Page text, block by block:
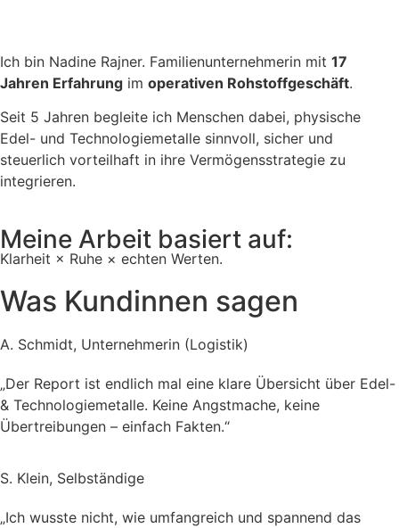
Ich bin Nadine Rajner. Familienunternehmerin mit 17
Jahren Erfahrung im operativen Rohstoffgeschäft.
Seit 5 Jahren begleite ich Menschen dabei, physische
Edel- und Technologiemetalle sinnvoll, sicher und
steuerlich vorteilhaft in ihre Vermögensstrategie zu
integrieren.
Meine Arbeit basiert auf:
Klarheit × Ruhe × echten Werten.
Was Kundinnen sagen
A. Schmidt, Unternehmerin (Logistik)
„Der Report ist endlich mal eine klare Übersicht über Edel-
& Technologiemetalle. Keine Angstmache, keine
Übertreibungen – einfach Fakten.“
S. Klein, Selbständige
„Ich wusste nicht, wie umfangreich und spannend das